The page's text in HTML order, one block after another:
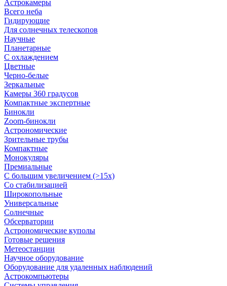
Астрокамеры
Всего неба
Гидирующие
Для солнечных телескопов
Научные
Планетарные
С охлаждением
Цветные
Черно-белые
Зеркальные
Камеры 360 градусов
Компактные экспертные
Бинокли
Zoom-бинокли
Астрономические
Зрительные трубы
Компактные
Монокуляры
Премиальные
С большим увеличением (>15x)
Со стабилизацией
Широкопольные
Универсальные
Солнечные
Обсерватории
Астрономические куполы
Готовые решения
Метеостанции
Научное оборудование
Оборудование для удаленных наблюдений
Астрокомпьютеры